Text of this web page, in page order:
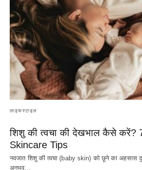
लाइफस्टाइल
शिशु की त्वचा की देखभाल कैसे करें?
Skincare Tips
नवजात शिशु की त्वचा (baby skin) को छूने का अहसास
अनुभव…